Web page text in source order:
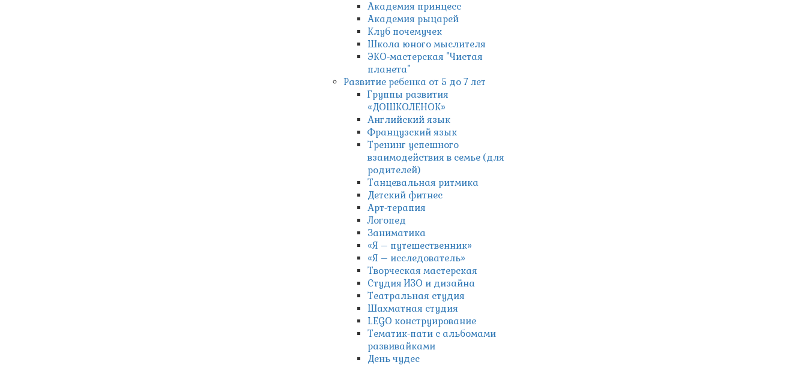
Академия принцесс
Академия рыцарей
Клуб почемучек
Школа юного мыслителя
ЭКО-мастерская "Чистая
планета"
Развитие ребенка от 5 до 7 лет
Группы развития
«ДОШКОЛЕНОК»
Английский язык
Французский язык
Тренинг успешного
взаимодействия в семье (для
родителей)
Танцевальная ритмика
Детский фитнес
Арт-терапия
Логопед
Заниматика
«Я – путешественник»
«Я – исследователь»
Творческая мастерская
Студия ИЗО и дизайна
Театральная студия
Шахматная студия
LEGO конструирование
Тематик-пати с альбомами
развивайками
День чудес